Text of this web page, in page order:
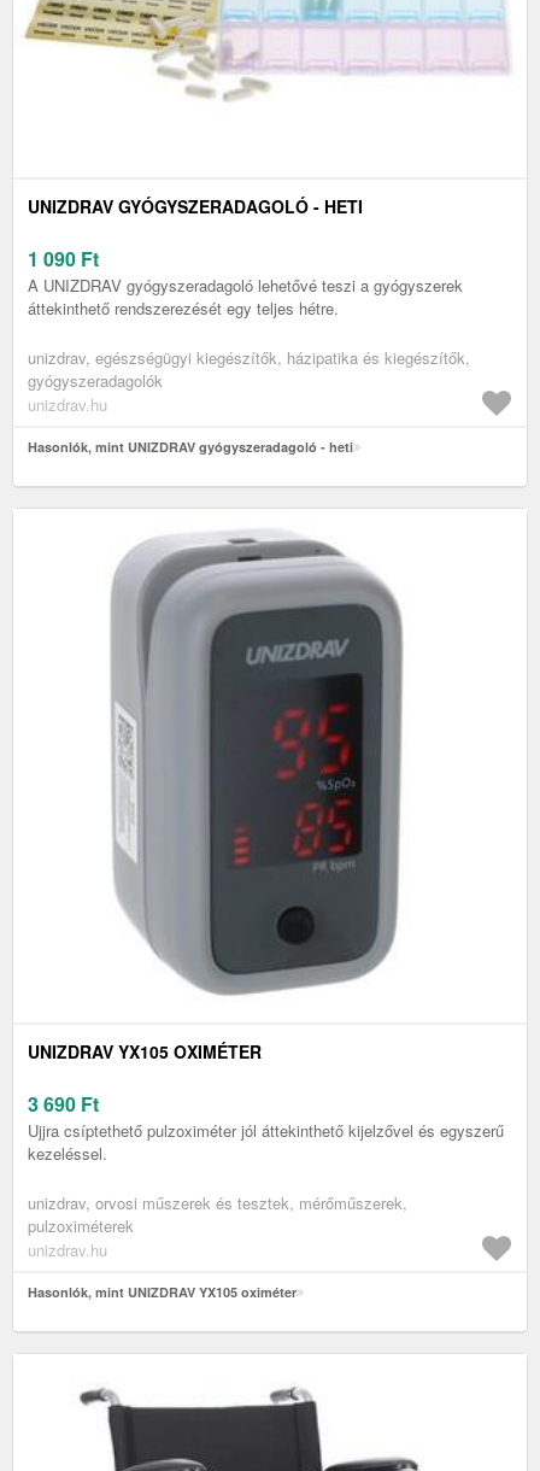
UNIZDRAV GYÓGYSZERADAGOLÓ - HETI
1 090 Ft
A UNIZDRAV gyógyszeradagoló lehetővé teszi a gyógyszerek
áttekinthető rendszerezését egy teljes hétre.
unizdrav, egészségügyi kiegészítők, házipatika és kiegészítők,
gyógyszeradagolók
unizdrav.hu
Hasonlók, mint UNIZDRAV gyógyszeradagoló - heti
UNIZDRAV YX105 OXIMÉTER
3 690 Ft
Ujjra csíptethető pulzoximéter jól áttekinthető kijelzővel és egyszerű
kezeléssel.
unizdrav, orvosi műszerek és tesztek, mérőműszerek,
pulzoximéterek
unizdrav.hu
Hasonlók, mint UNIZDRAV YX105 oximéter